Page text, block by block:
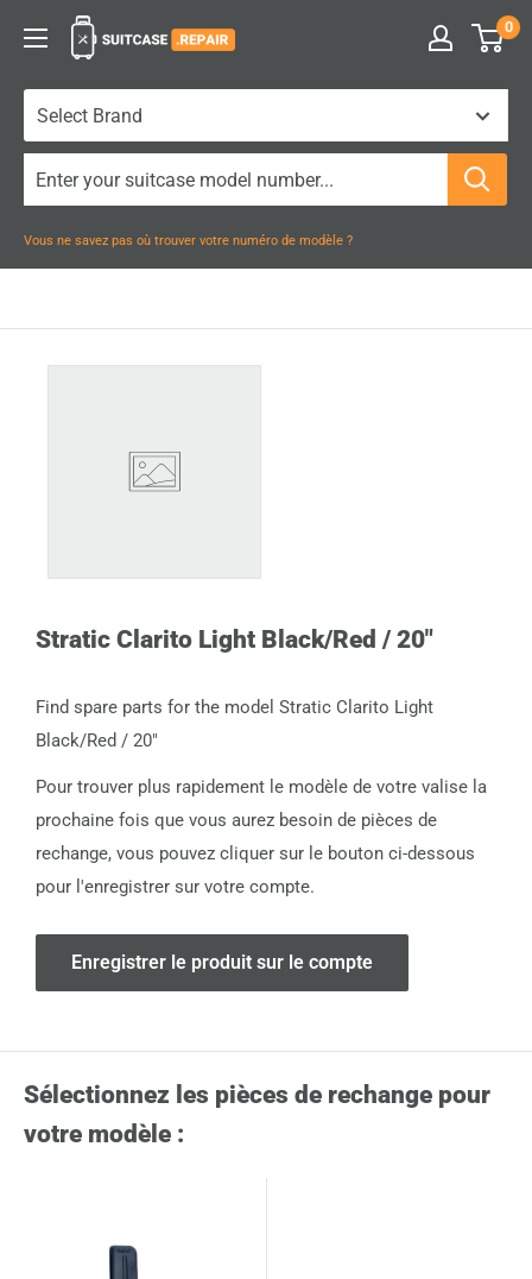
Suitcase.Repair 0
Vous ne savez pas où trouver votre numéro de modèle ?
Stratic Clarito Light Black/Red / 20"
Find spare parts for the model Stratic Clarito Light
Black/Red / 20"
Pour trouver plus rapidement le modèle de votre valise la
prochaine fois que vous aurez besoin de pièces de
rechange, vous pouvez cliquer sur le bouton ci-dessous
pour l'enregistrer sur votre compte.
Enregistrer le produit sur le compte
Sélectionnez les pièces de rechange pour
votre modèle :